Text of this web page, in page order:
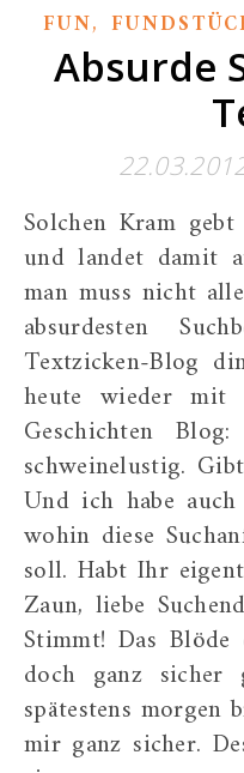
FUN,
Absurde
Solchen Kram gebt Ihr also bei Google ein
und landet damit
man muss nicht
absurdesten
Textzicken-Blog
heute wieder mit
Geschichten
schweinelustig.
Und ich habe
wohin diese
soll. Habt Ihr
Zaun, liebe
Stimmt! Das
doch ganz sicher
spätestens
mir ganz sicher.